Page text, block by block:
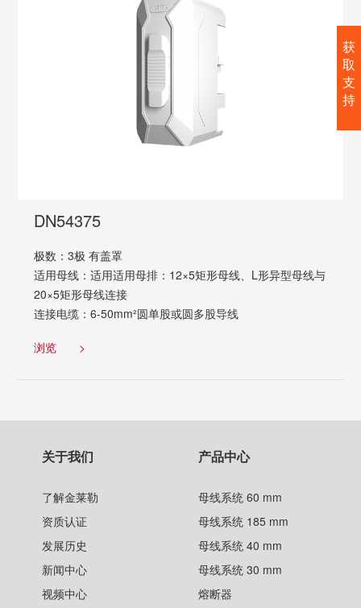
DN54375
极数：3极 有盖罩
适用母线：适用适用母排：12×5矩形母线、L形异型母线与
20×5矩形母线连接
连接电缆：6-50mm²圆单股或圆多股导线
浏览 >
关于我们
了解金莱勒
资质认证
发展历史
新闻中心
视频中心
产品中心
母线系统 60 mm
母线系统 185 mm
母线系统 40 mm
母线系统 30 mm
熔断器
获
取
支
持